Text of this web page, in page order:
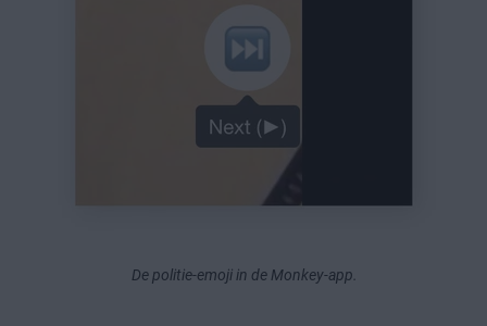
De politie-emoji in de Monkey-app.